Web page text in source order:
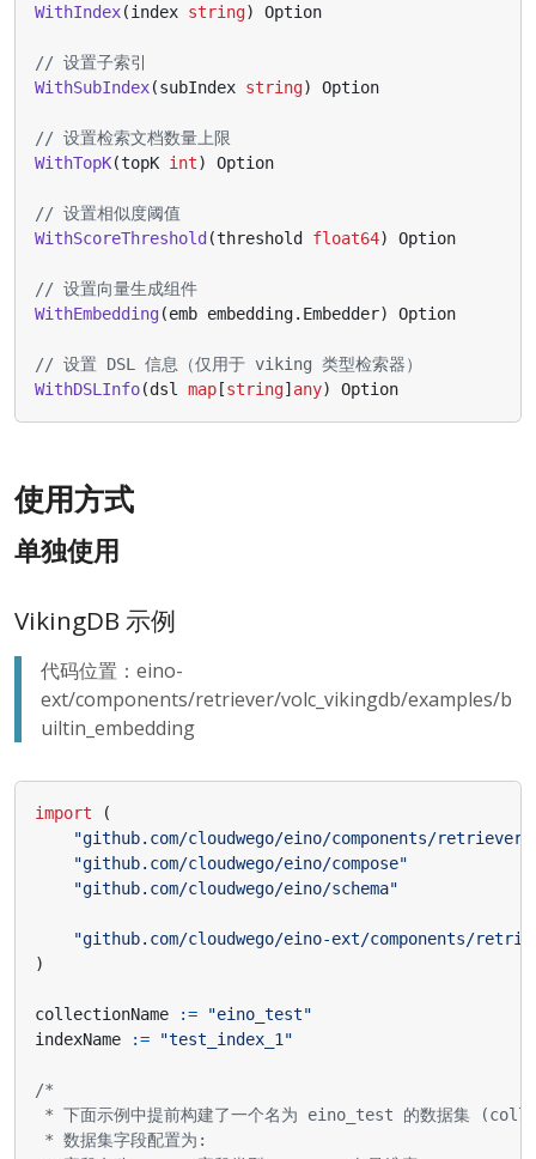
WithIndex(index string) Option
// 设置子索引
WithSubIndex(subIndex string) Option
// 设置检索文档数量上限
WithTopK(topK int) Option
// 设置相似度阈值
WithScoreThreshold(threshold float64) Option
// 设置向量生成组件
WithEmbedding(emb embedding. Embedder) Option
// 设置 DSL 信息（仅用于 viking 类型检索器）
WithDSLInfo(dsl map[string]any) Option
使用方式
单独使用
VikingDB 示例
代码位置：eino-
ext/components/retriever/volc_vikingdb/examples/b
uiltin_embedding
import
(
"github.com/cloudwego/eino/components/retriever"
"github.com/cloudwego/eino/compose"
"github.com/cloudwego/eino/schema"
"github.com/cloudwego/eino-ext/components/
)
collectionName :=
"eino_test"
indexName
:= "test_index_1"